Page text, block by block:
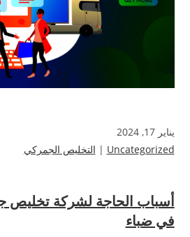
يناير 17, 2024
Uncategorized
| التخليص الجمركي
أسباب الحاجة لشركة تخليص
في ضباء